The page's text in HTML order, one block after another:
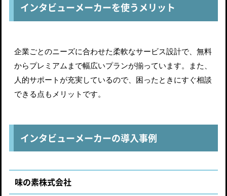
インタビューメーカーを使うメリット
企業ごとのニーズに合わせた柔軟なサービス設計で、無料
からプレミアムまで幅広いプランが揃っています。また、
人的サポートが充実しているので、困ったときにすぐ相談
できる点もメリットです。
インタビューメーカーの導入事例
味の素株式会社